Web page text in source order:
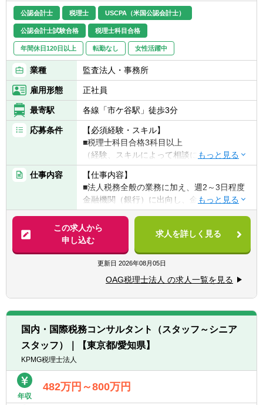
公認会計士 税理士 USCPA（米国公認会計士）
公認会計士試験合格 税理士科目合格
年間休日120日以上 転勤なし 女性活躍中
業種 監査法人・事務所
雇用形態 正社員
最寄駅 各線「市ケ谷駅」徒歩3分
応募条件
【必須経験・スキル】
■税理士科目合格3科目以上
（経験、スキルによって相談に応じます）
■会計事務所経験3年以上 or 事業会社の経理
経験3年以上
【歓迎経験・スキル】
■税理士または有資格者
■法人税科目合格者
【求める人物像】
■積極的にお客様を理解し、常に状況を改善
しようとする意識の持てる方
■新しいことへのチャレンジ精神のある方
■臨機応変な対応が出来る方
仕事内容
【仕事内容】
■法人税務全般の業務に加え、週2～3日程度
金融機関（銀行）に出向し、金融機関の社員
と共にコンサルティングを行います。
■知識のみならず交渉力など、より一層のス
キルアップを目指したい方には最適な環境で
■入社後は、ご経験や得意分野に応じてOJT
を実施し出向いただきます。
■法定時間外労働月平均30時間以内で、スケ
ジュール調整も個々の裁量に任せているた
め、メリハリをつけて働くことができる環境
です。
この求人から
申し込む
求人を詳しく見る
更新日 2026年08月05日
OAG税理士法人 の求人一覧を見る
国内・国際税務コンサルタント（スタッフ～シニア
スタッフ）｜【東京都/愛知県】
KPMG税理士法人
年収
482万円～800万円